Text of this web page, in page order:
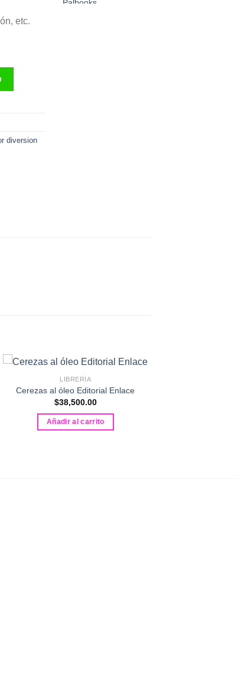
etc.
Vol 5 Ed Palbooks International cantidad
diversion
LIBRERÍA
Cerezas al óleo Editorial Enlace
$38,500.00
Añadir al carrito